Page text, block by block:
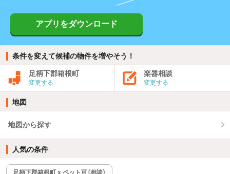
アプリをダウンロード
条件を変えて候補の物件を増やそう！
足柄下郡箱根町
変更する
楽器相談
変更する
地図
地図から探す
人気の条件
足柄下郡箱根町 x ペット可（相談）